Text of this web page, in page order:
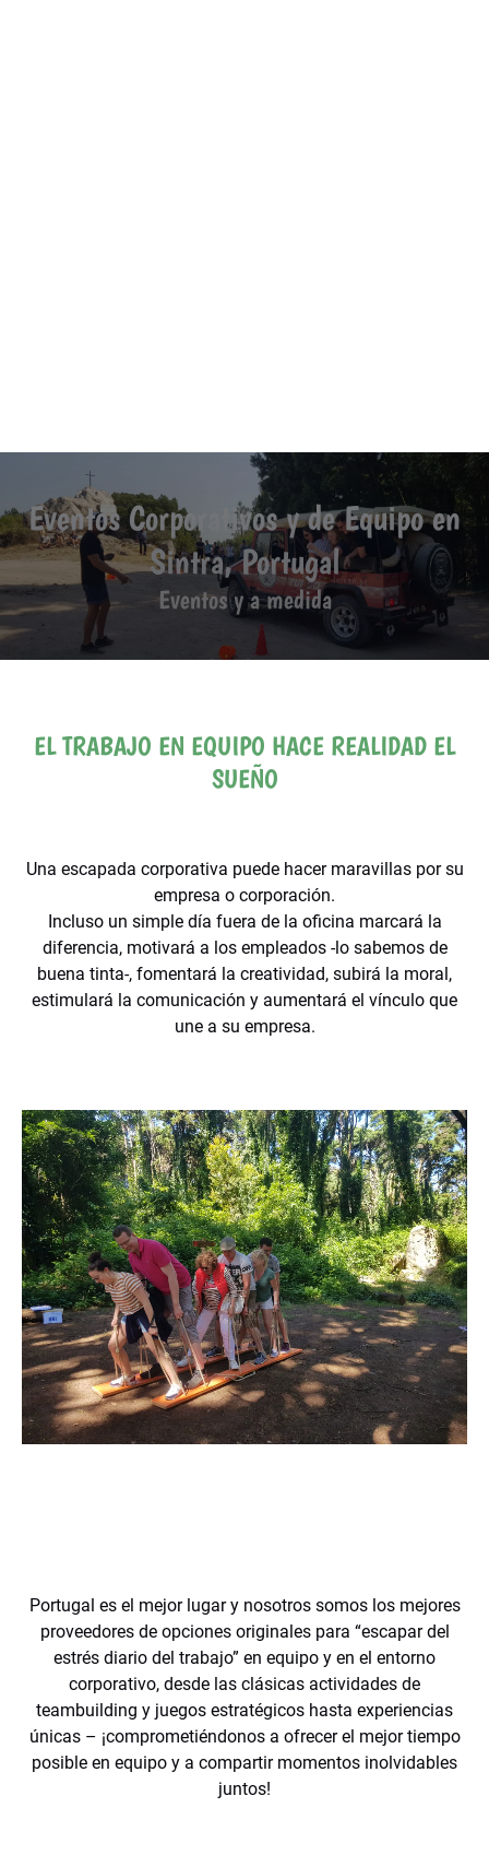
Eventos Corporativos y de Equipo en
Sintra, Portugal
Eventos y a medida
EL TRABAJO EN EQUIPO HACE REALIDAD EL
SUEÑO
Una escapada corporativa puede hacer maravillas por su
empresa o corporación.
Incluso un simple día fuera de la oficina marcará la
diferencia, motivará a los empleados -lo sabemos de
buena tinta-, fomentará la creatividad, subirá la moral,
estimulará la comunicación y aumentará el vínculo que
une a su empresa.
Portugal es el mejor lugar y nosotros somos los mejores
proveedores de opciones originales para “escapar del
estrés diario del trabajo” en equipo y en el entorno
corporativo, desde las clásicas actividades de
teambuilding y juegos estratégicos hasta experiencias
únicas – ¡comprometiéndonos a ofrecer el mejor tiempo
posible en equipo y a compartir momentos inolvidables
juntos!